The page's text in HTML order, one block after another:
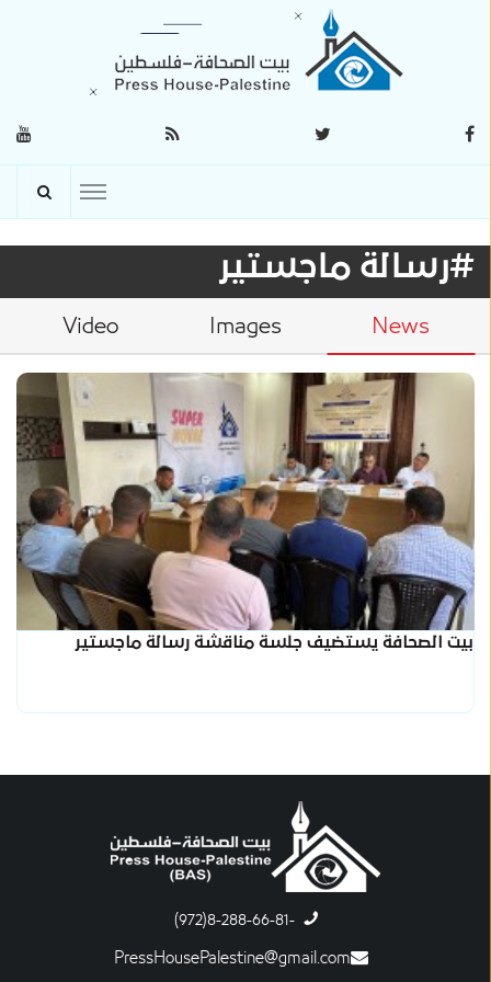
#رسالة ماجستير
News
Images
Video
بيت الصحافة يستضيف جلسة مناقشة رسالة ماجستير
-8-288-66-81(972)
PressHousePalestine@gmail.com